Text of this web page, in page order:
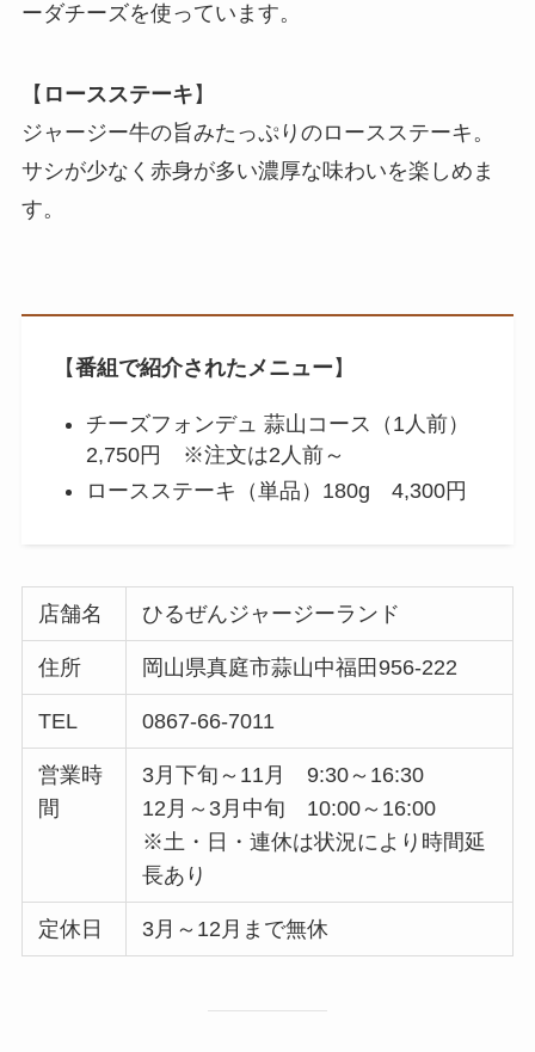
ーダチーズを使っています。
【 ロースステーキ 】
ジャージー牛の旨みたっぷりのロースステーキ。
サシが少なく赤身が多い濃厚な味わいを楽しめま
す。
【番組で紹介されたメニュー 】
チーズフォンデュ 蒜山コース（1人前）
2,750円 ※注文は2人前～
ロースステーキ（単品）180g 4,300円
店舗名 ひるぜんジャージーランド
住所 岡山県真庭市蒜山中福田956-222
TEL 0867-66-7011
営業時
間
3月下旬～11月 9:30～16:30
12月～3月中旬 10:00～16:00
※土・日・連休は状況により時間延
長あり
定休日 3月～12月まで無休